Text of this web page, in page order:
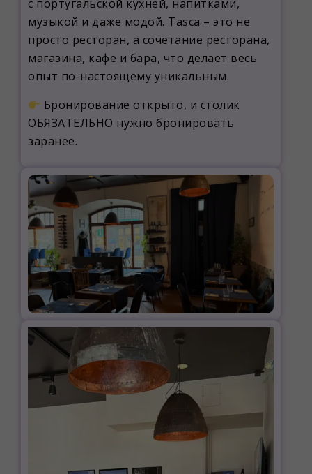
с португальской кухней, напитками,
музыкой и даже модой. Tasca – это не
просто ресторан, а сочетание ресторана,
магазина, кафе и бара, что делает весь
опыт по-настоящему уникальным.
Бронирование открыто, и столик
ОБЯЗАТЕЛЬНО нужно бронировать
заранее.